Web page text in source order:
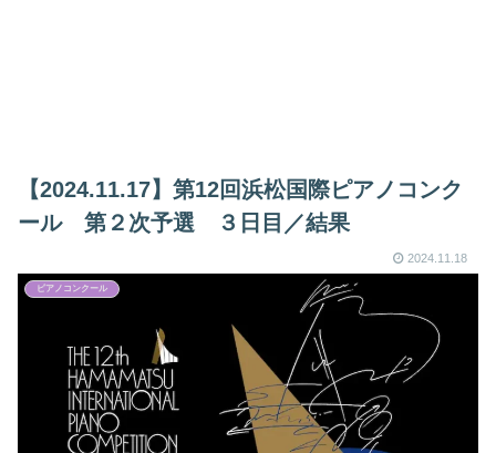
【2024.11.17】第12回浜松国際ピアノコンク
ール 第２次予選 ３日目／結果
2024.11.18
ピアノコンクール